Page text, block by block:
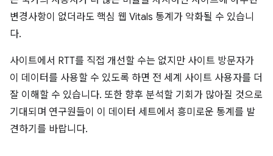
변경사항이 없더라도 핵심 웹 Vitals 통계가 악화될 수 있습니
다.
사이트에서 RTT를 직접 개선할 수는 없지만 사이트 방문자가
이 데이터를 사용할 수 있도록 하면 전 세계 사이트 사용자를 더
잘 이해할 수 있습니다. 또한 향후 분석할 기회가 많아질 것으로
기대되며 연구원들이 이 데이터 세트에서 흥미로운 통계를 발
견하기를 바랍니다.